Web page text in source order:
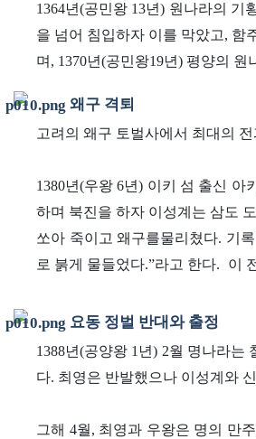
1364년(공민왕 13년) 원나라의
을 넘어 침입하자 이를 막았고, 함
며, 1370년(공민왕19년) 평양의
왜구 격퇴
고려의 왜구 토벌사에서 최대의
1380년(우왕 6년) 이키 섬 출신
하며 북진을 하자 이성계는 삼도
쏘아 죽이고 왜구를물리쳤다. 기
로 붉게 물들었다.”라고 한다.
이
요동 정벌 반대와 출정
1388년(공양왕 1년) 2월 명나라
다. 최영은 반발했으나 이성계와
그해 4월, 최영과 우왕은 명의 만